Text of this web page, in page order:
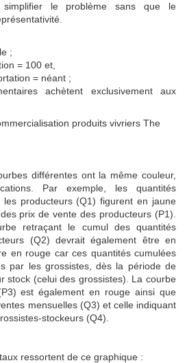
simplifier le problème sans que le
;
= 100 et,
= néant ;
achètent exclusivement aux
différentes ont la même couleur,
Par exemple, les quantités
les producteurs (Q1) figurent en jaune
prix de vente des producteurs (P1).
retraçant le cumul des quantités
(Q2) devrait également être en
en rouge car ces quantités cumulées
par les grossistes, dès la période de
stock (celui des grossistes). La courbe
est également en rouge ainsi que
mensuelles (Q3) et celle indiquant
stockeurs (Q4).
ressortent de ce graphique :